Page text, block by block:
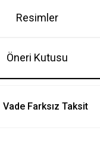
Resimler
Öneri Kutusu
Vade Farksız Taksit